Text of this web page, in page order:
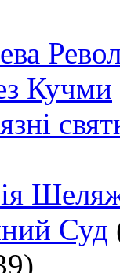
Кучми
Суд